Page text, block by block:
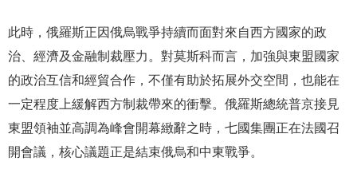
此時，俄羅斯正因俄烏戰爭持續而面對來自西方國家的政
治、經濟及金融制裁壓力。對莫斯科而言，加強與東盟國家
的政治互信和經貿合作，不僅有助於拓展外交空間，也能在
一定程度上緩解西方制裁帶來的衝擊。俄羅斯總統普京接見
東盟領袖並高調為峰會開幕緻辭之時，七國集團正在法國召
開會議，核心議題正是結束俄烏和中東戰爭。